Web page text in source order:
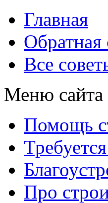
Главная
Обратная
Все
Меню сайта
Помощь
Про